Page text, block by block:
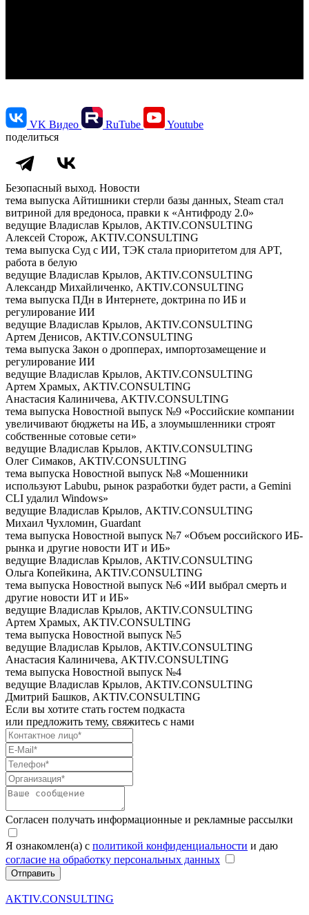
VK Видео RuTube
Youtube
поделиться
Безопасный выход. Новости
тема выпуска Айтишники стерли базы данных, Steam стал
витриной для вредоноса, правки к «Антифроду 2.0»
ведущие Владислав Крылов, AKTIV.CONSULTING
Алексей Сторож, AKTIV.CONSULTING
тема выпуска Суд с ИИ, ТЭК стала приоритетом для APT,
работа в белую
ведущие Владислав Крылов, AKTIV.CONSULTING
Александр Михайличенко, AKTIV.CONSULTING
тема выпуска ПДн в Интернете, доктрина по ИБ и
регулирование ИИ
ведущие Владислав Крылов, AKTIV.CONSULTING
Артем Денисов, AKTIV.CONSULTING
тема выпуска Закон о дропперах, импортозамещение и
регулирование ИИ
ведущие Владислав Крылов, AKTIV.CONSULTING
Артем Храмых, AKTIV.CONSULTING
Анастасия Калиничева, AKTIV.CONSULTING
тема выпуска Новостной выпуск №9 «Российские компании
увеличивают бюджеты на ИБ, а злоумышленники строят
собственные сотовые сети»
ведущие Владислав Крылов, AKTIV.CONSULTING
Олег Симаков, AKTIV.CONSULTING
тема выпуска Новостной выпуск №8 «Мошенники
используют Labubu, рынок разработки будет расти, а Gemini
CLI удалил Windows»
ведущие Владислав Крылов, AKTIV.CONSULTING
Михаил Чухломин, Guardant
тема выпуска Новостной выпуск №7 «Объем российского ИБ-
рынка и другие новости ИТ и ИБ»
ведущие Владислав Крылов, AKTIV.CONSULTING
Ольга Копейкина, AKTIV.CONSULTING
тема выпуска Новостной выпуск №6 «ИИ выбрал смерть и
другие новости ИТ и ИБ»
ведущие Владислав Крылов, AKTIV.CONSULTING
Артем Храмых, AKTIV.CONSULTING
тема выпуска Новостной выпуск №5
ведущие Владислав Крылов, AKTIV.CONSULTING
Анастасия Калиничева, AKTIV.CONSULTING
тема выпуска Новостной выпуск №4
ведущие Владислав Крылов, AKTIV.CONSULTING
Дмитрий Башков, AKTIV.CONSULTING
Если вы хотите стать гостем подкаста
или предложить тему, свяжитесь с нами
Согласен получать информационные и рекламные рассылки
Я ознакомлен(а) с политикой конфиденциальности и даю
согласие на обработку персональных данных
Отправить
AKTIV.CONSULTING